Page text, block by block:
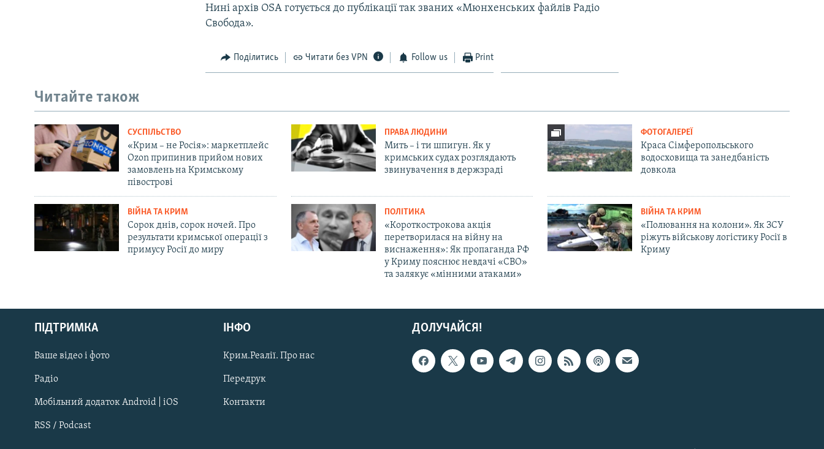
Русский
Qırımtatar
ДОЛУЧАЙСЯ!
Нині архів OSA готується до публікації так званих «Мюнхенських файлів Радіо
Свобода».
Поділитись Читати без VPN Follow us Print
Читайте також
СУСПІЛЬСТВО
«Крим – не Росія»: маркетплейс
Ozon припинив прийом нових
замовлень на Кримському
півострові
ПРАВА ЛЮДИНИ
Мить – і ти шпигун. Як у
кримських судах розглядають
звинувачення в держзраді
ФОТОГАЛЕРЕЇ
Краса Сімферопольського
водосховища та занедбаність
довкола
ВІЙНА ТА КРИМ
Сорок днів, сорок ночей. Про
результати кримської операції з
примусу Росії до миру
ПОЛІТИКА
«Короткострокова акція
перетворилася на війну на
виснаження»: Як пропаганда РФ
у Криму пояснює невдачі «СВО»
та залякує «мінними атаками»
ВІЙНА ТА КРИМ
«Полювання на колони». Як ЗСУ
ріжуть військову логістику Росії в
Криму
ДОЛУЧАЙСЯ!
ПІДТРИМКА
Ваше відео і фото
Радіо
Мобільний додаток Android | iOS
RSS / Podcast
ІНФО
Крим.Реалії. Про нас
Передрук
Контакти